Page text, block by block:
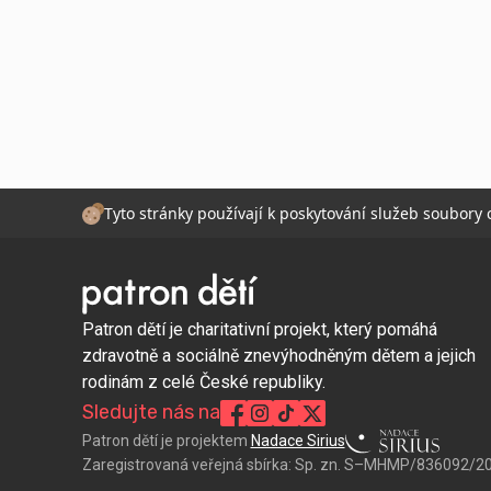
Tyto stránky používají k poskytování služeb
Patron dětí je charitativní projekt, který pomáhá
zdravotně a sociálně znevýhodněným dětem a jejich
rodinám z celé České republiky.
Sledujte nás na
Patron dětí je projektem Nadace Sirius
Zaregistrovaná veřejná sbírka: Sp. zn. S–MHMP/836092/